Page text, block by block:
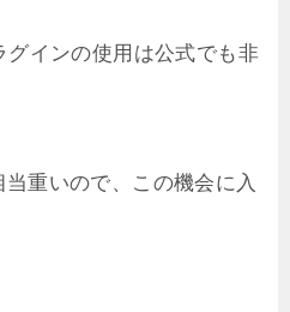
グインの使用は公式でも非
重いので、この機会に入